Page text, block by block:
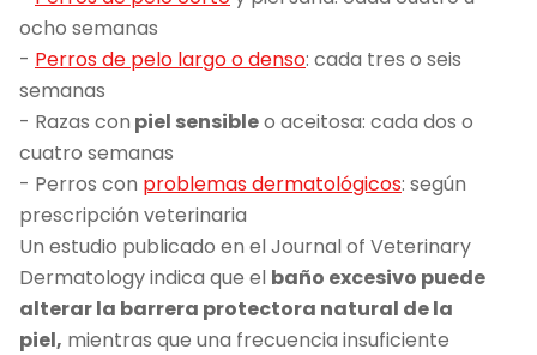
ocho semanas
- Perros de pelo largo o denso: cada tres o seis
semanas
- Razas con piel sensibleo aceitosa: cada dos o
cuatro semanas
- Perros con problemas dermatológicos: según
prescripción veterinaria
Un estudio publicado en el Journal of Veterinary
Dermatology indica que el baño excesivo puede
alterar la barrera protectora natural de la
piel, mientras que una frecuencia insuficiente